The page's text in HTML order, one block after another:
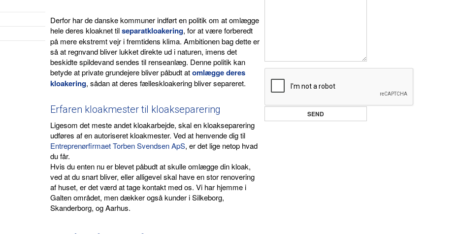
Derfor har de danske kommuner indført en politik om at omlægge
hele deres kloaknet tilseparatkloakering, for at være forberedt
på mere ekstremt vejr i fremtidens klima. Ambitionen bag dette er
så at regnvand bliver lukket direkte ud i naturen, imens det
beskidte spildevand sendes til renseanlæg. Denne politik kan
betyde at private grundejere bliver påbudt atomlægge deres
kloakering, sådan at deres fælleskloakering bliver separeret.
Erfaren kloakmester til kloakseparering
Ligesom det meste andet kloakarbejde, skal en kloakseparering
udføres af en autoriseret kloakmester. Ved at henvende dig til
Entreprenørfirmaet Torben Svendsen ApS, er det lige netop hvad
du får.
Hvis du enten nu er blevet påbudt at skulle omlægge din kloak,
ved at du snart bliver, eller alligevel skal have en stor renovering
af huset, er det værd at tage kontakt med os. Vi har hjemme i
Galten området, men dækker også kunder i Silkeborg,
Skanderborg, og Aarhus.